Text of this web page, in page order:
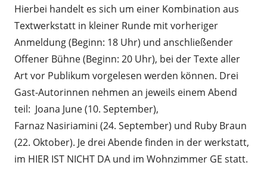
Hierbei handelt es sich um einer Kombination aus
Textwerkstatt in kleiner Runde mit vorheriger
Anmeldung (Beginn: 18 Uhr) und anschließender
Offener Bühne (Beginn: 20 Uhr), bei der Texte aller
Art vor Publikum vorgelesen werden können. Drei
Gast-Autorinnen nehmen an jeweils einem Abend
teil: Joana June (10. September),
Farnaz Nasiriamini (24. September) und Ruby Braun
(22. Oktober). Je drei Abende finden in der werkstatt,
im HIER IST NICHT DA und im Wohnzimmer GE statt.